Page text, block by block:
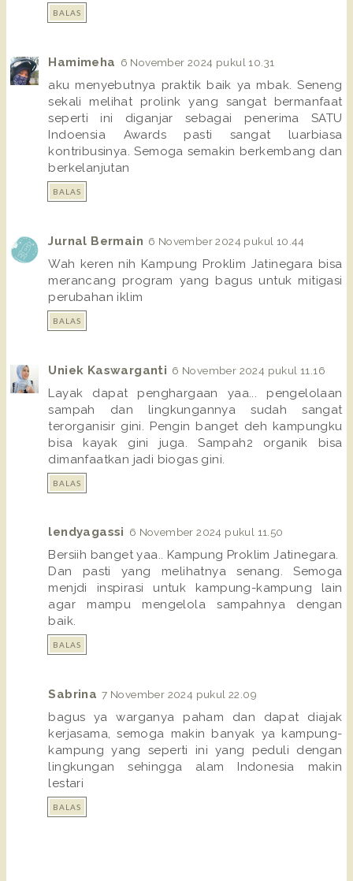
BALAS
Hamimeha 6 November 2024 pukul 10.31
aku menyebutnya praktik baik ya mbak. Seneng
sekali melihat prolink yang sangat bermanfaat
seperti ini diganjar sebagai penerima SATU
Indoensia Awards pasti sangat luarbiasa
kontribusinya. Semoga semakin berkembang dan
berkelanjutan
BALAS
Jurnal Bermain 6 November 2024 pukul 10.44
Wah keren nih Kampung Proklim Jatinegara bisa
merancang program yang bagus untuk mitigasi
perubahan iklim
BALAS
Uniek Kaswarganti 6 November 2024 pukul 11.16
Layak dapat penghargaan yaa... pengelolaan
sampah dan lingkungannya sudah sangat
terorganisir gini. Pengin banget deh kampungku
bisa kayak gini juga. Sampah2 organik bisa
dimanfaatkan jadi biogas gini.
BALAS
lendyagassi 6 November 2024 pukul 11.50
Bersiih banget yaa.. Kampung Proklim Jatinegara.
Dan pasti yang melihatnya senang. Semoga
menjdi inspirasi untuk kampung-kampung lain
agar mampu mengelola sampahnya dengan
baik.
BALAS
Sabrina 7 November 2024 pukul 22.09
bagus ya warganya paham dan dapat diajak
kerjasama, semoga makin banyak ya kampung-
kampung yang seperti ini yang peduli dengan
lingkungan sehingga alam Indonesia makin
lestari
BALAS